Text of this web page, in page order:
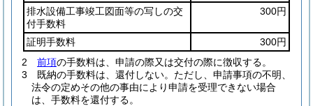
排水設備工事竣工図面等の写しの交
付手数料
300円
証明手数料
300円
2
前項の手数料は、申請の際又は交付の際に徴収する。
3
既納の手数料は、還付しない。 ただし、申請事項の不明、
法令の定めその他の事由により申請を受理できない場合
は、手数料を還付する。